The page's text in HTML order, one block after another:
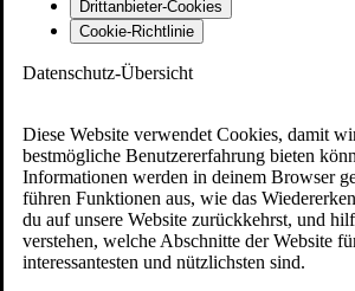
Drittanbieter-Cookies
Cookie-Richtlinie
Datenschutz-Übersicht
Diese Website verwendet Cookies, damit
bestmögliche Benutzererfahrung bieten
Informationen werden in deinem Browser
führen Funktionen aus, wie das
du auf unsere Website zurückkehrst, und
verstehen, welche Abschnitte der Website
interessantesten und nützlichsten sind.